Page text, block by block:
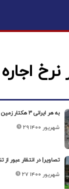
اجاره
به هر ایرانی ۳ هکتار زمین از مساحت کشور می‌رسد
۲۹ شهریور ۱۴۰۰
تصاویر| در انتظار عبور از
۲۷ شهریور ۱۴۰۰